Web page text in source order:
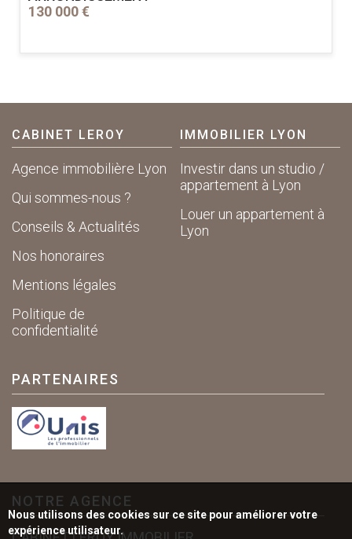
130 000 €
CABINET LEROY
Agence immobilière Lyon
Qui sommes-nous ?
Conseils & Actualités
Nos honoraires
Mentions légales
Politique de
confidentialité
IMMOBILIER LYON
Investir dans un studio /
appartement à Lyon
Louer un appartement à
Lyon
PARTENAIRES
NOTRE AGENCE
Nous utilisons des cookies sur ce site pour améliorer votre
expérience utilisateur.